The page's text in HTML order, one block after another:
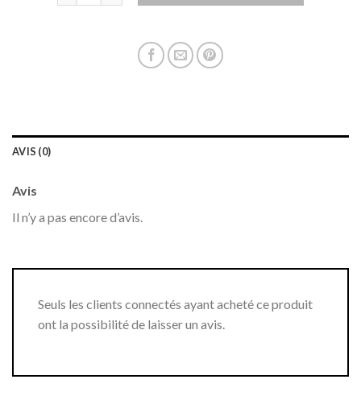
AVIS (0)
Avis
Il n’y a pas encore d’avis.
Seuls les clients connectés ayant acheté ce produit
ont la possibilité de laisser un avis.